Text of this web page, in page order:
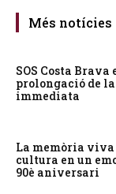
Més notícies
SOS Costa
prolongació de
immediata
La memòria viva
cultura en un
90è aniversari